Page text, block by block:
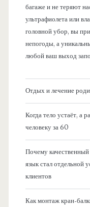
багаже и не теряют
ультрафиолета или
головной убор, вы
непогоды, а
любой ваш выход
Отдых и лечение
Когда тело устаёт, а
человеку за 60
Почему качественный
язык стал отдельной
клиентов
Как монтаж кран-